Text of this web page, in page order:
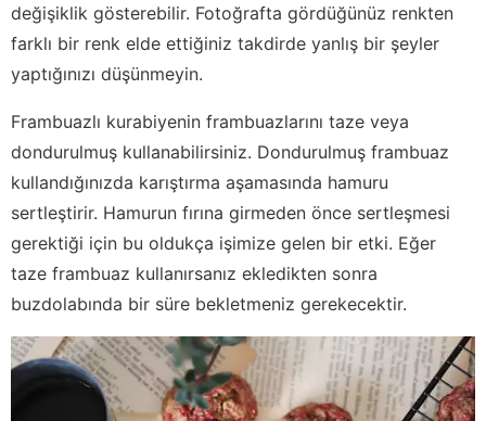
değişiklik gösterebilir. Fotoğrafta gördüğünüz renkten
farklı bir renk elde ettiğiniz takdirde yanlış bir şeyler
yaptığınızı düşünmeyin.
Frambuazlı kurabiyenin frambuazlarını taze veya
dondurulmuş kullanabilirsiniz. Dondurulmuş frambuaz
kullandığınızda karıştırma aşamasında hamuru
sertleştirir. Hamurun fırına girmeden önce sertleşmesi
gerektiği için bu oldukça işimize gelen bir etki. Eğer
taze frambuaz kullanırsanız ekledikten sonra
buzdolabında bir süre bekletmeniz gerekecektir.